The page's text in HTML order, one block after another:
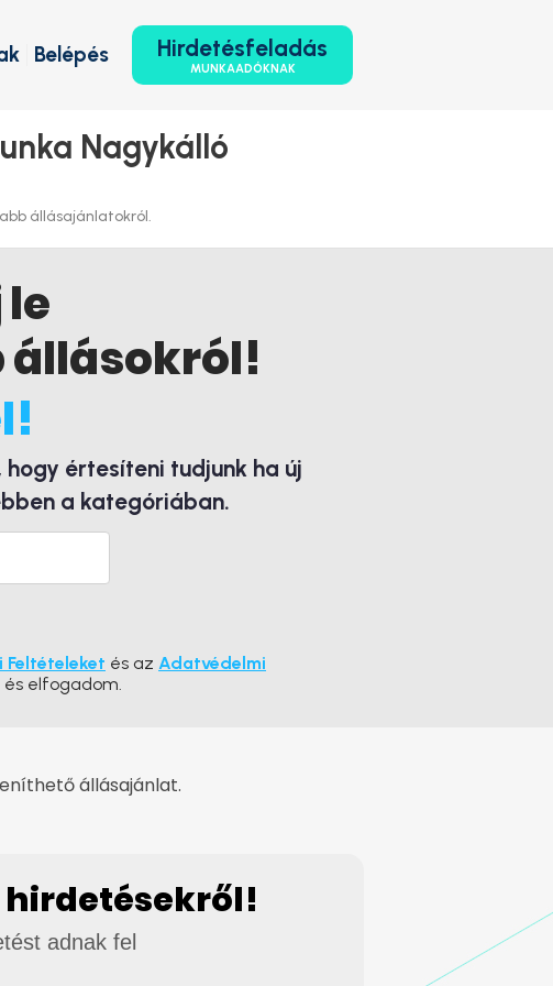
Hirdetésfeladás
MUNKAADÓKNAK
Belépés
Nagykálló
állásajánlatokról.
állásokról!
értesíteni tudjunk ha új
a kategóriában.
Feltételeket és az Adatvédelmi
elfogadom.
állásajánlat.
hirdetésekről!
adnak fel